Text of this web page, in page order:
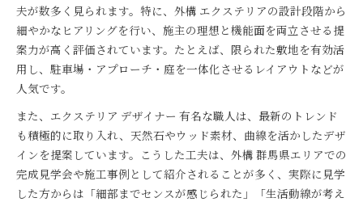
夫が数多く見られます。特に、外構 エクステリアの設計段階から
細やかなヒアリングを行い、施主の理想と機能面を両立させる提
案力が高く評価されています。たとえば、限られた敷地を有効活
用し、駐車場・アプローチ・庭を一体化させるレイアウトなどが
人気です。
また、エクステリア デザイナー 有名な職人は、最新のトレンド
も積極的に取り入れ、天然石やウッド素材、曲線を活かしたデザ
インを提案しています。こうした工夫は、外構 群馬県エリアでの
完成見学会や施工事例として紹介されることが多く、実際に見学
した方からは「細部までセンスが感じられた」「生活動線が考え